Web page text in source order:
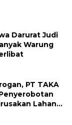
Darurat Judi
Warung
PT TAKA
Lahan